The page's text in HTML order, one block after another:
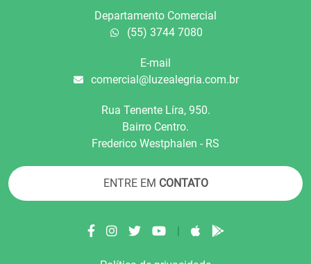
Departamento Comercial
(55) 3744 7080
E-mail
comercial@luzealegria.com.br
Rua Tenente Líra, 950.
Bairro Centro.
Frederico Westphalen - RS
ENTRE EM CONTATO
|